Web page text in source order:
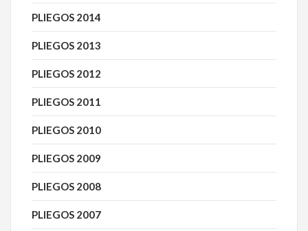
PLIEGOS 2014
PLIEGOS 2013
PLIEGOS 2012
PLIEGOS 2011
PLIEGOS 2010
PLIEGOS 2009
PLIEGOS 2008
PLIEGOS 2007